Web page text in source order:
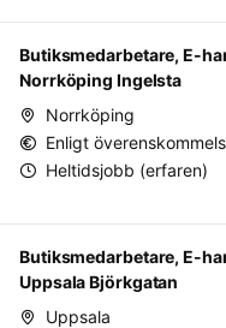
Butiksmedarbetare, E-
Norrköping Ingelsta
Norrköping
Enligt
Heltidsjobb (erfaren)
Butiksmedarbetare, E-
Uppsala Björkgatan
Uppsala